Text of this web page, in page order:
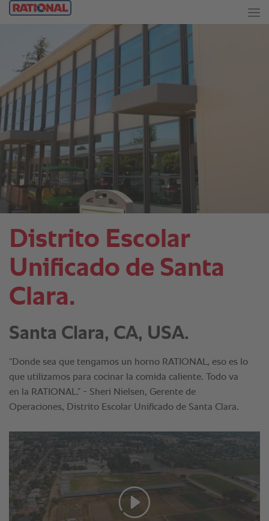
Distrito Escolar
Unificado de Santa
Clara.
Santa Clara, CA, USA.
“Donde sea que tengamos un horno RATIONAL, eso es lo
que utilizamos para cocinar la comida caliente. Todo va
en la RATIONAL.” - Sheri Nielsen, Gerente de
Operaciones, Distrito Escolar Unificado de Santa Clara.